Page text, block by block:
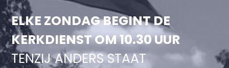
ELKE ZONDAG BEGINT DE
KERKDIENST OM 10.30 UUR
TENZIJ ANDERS STAAT